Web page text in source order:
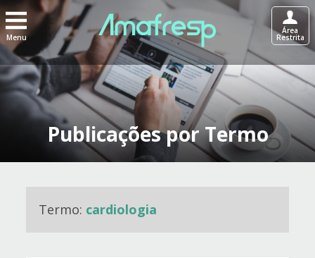
Menu
Área
Restrita
Publicações por Termo
Termo: cardiologia